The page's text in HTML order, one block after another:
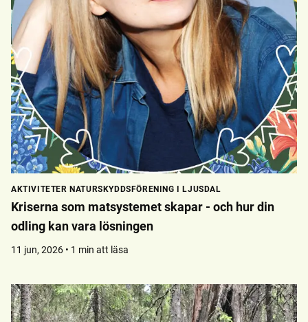
AKTIVITETER NATURSKYDDSFÖRENING I LJUSDAL
Kriserna som matsystemet skapar - och hur din
odling kan vara lösningen
11 jun, 2026 • 1 min att läsa